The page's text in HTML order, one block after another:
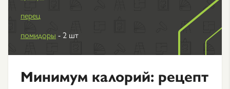
перец
помидоры - 2 шт
Минимум калорий: рецепт